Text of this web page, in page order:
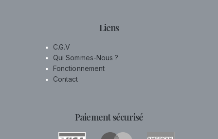
Liens
C.G.V
Qui Sommes-Nous ?
Fonctionnement
Contact
Paiement sécurisé